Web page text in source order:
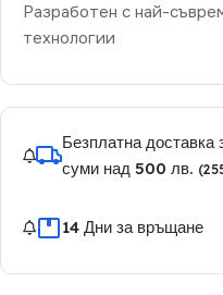
Разработен с най-
технологии
Безплатна доставка
суми над 500 лв.
14 Дни за връщане